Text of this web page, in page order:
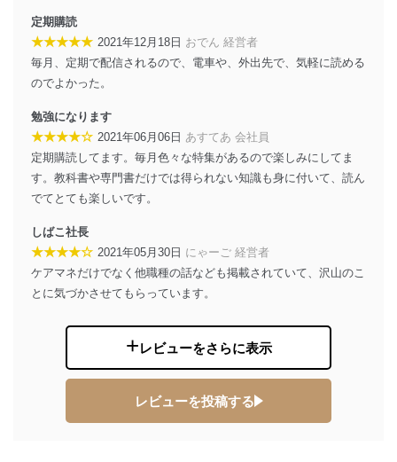
善し、常に最良の状態を維持します。
苦情及び相談受付け窓口
貴殿の個人情報及び当社の個人情報保護マネジメントシ
絡ください。
適切、かつ迅速に対応させていただきます。
株式会社富士山マガジンサービス 個人情報問い合わせ
係
TEL：0570-200-223
e-mail：
改訂：2025年2月20日
制定：2005年4月1日
株式会社富士山マガジンサービス
個人情報の取扱いについて
１．個人情報保護管理者
当社は以下の個人情報保護管理者を設置し、個人情報保
護管理者の責任のもと、個人情報を取得・アクセス・利
定期購読
★★★★★ 2021年12月18日 おでん 経営者
毎月、定期で配信されるので、電車や、外出先で、気軽に読める
のでよかった。
勉強になります
★★★★☆ 2021年06月06日 あすてあ 会社員
定期購読してます。毎月色々な特集があるので楽しみにしてま
す。教科書や専門書だけでは得られない知識も身に付いて、読ん
でてとても楽しいです。
しばこ社長
★★★★☆ 2021年05月30日 にゃーご 経営者
ケアマネだけでなく他職種の話なども掲載されていて、沢山のこ
とに気づかさせてもらっています。
レビューをさらに表示
レビューを投稿する